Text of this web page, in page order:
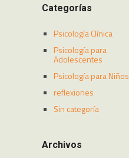
Categorías
Psicología Clínica
Psicología para
Adolescentes
Psicología para Niños
reflexiones
Sin categoría
Archivos